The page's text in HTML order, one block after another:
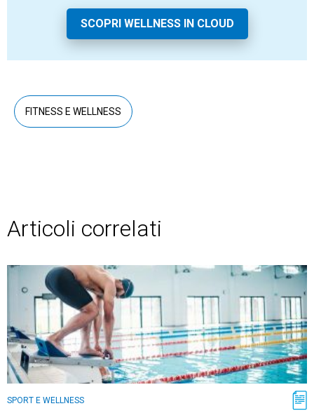
SCOPRI WELLNESS IN CLOUD
FITNESS E WELLNESS
Articoli correlati
SPORT E WELLNESS